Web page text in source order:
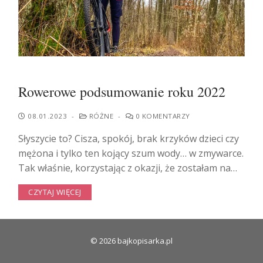
Rowerowe podsumowanie roku 2022
08.01.2023 - RÓŻNE - 0 KOMENTARZY
Słyszycie to? Cisza, spokój, brak krzyków dzieci czy
mężona i tylko ten kojący szum wody… w zmywarce.
Tak właśnie, korzystając z okazji, że zostałam na…
CZYTAJ WIĘCEJ
© 2026 bajkopisarka.pl